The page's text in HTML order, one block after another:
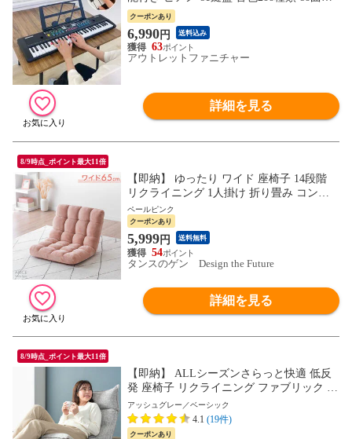
録 楽譜スタンド マイク付き
クーポンあり
6,990円 送料込み
63
アウトレットファニチャー
詳細を見る
8/9時点_ポイント最大11倍
【即納】 ゆったり ワイド 座椅子 14段階
リクライニング 1人掛け 折り畳み コンパ
クト フラット あぐら フロアチェア かわい
い モコモコ ふわふわ 1P 北欧 おしゃれ 152
00127〔ペールピンク〕
ペールピンク
クーポンあり
5,999円 送料無料
54
タンスのゲン Design the Future
詳細を見る
8/9時点_ポイント最大11倍
【即納】 ALLシーズンさらっと快適 低反
発 座椅子 リクライニング ファブリック 14
段ギア リクライニングチェアー 座イス 椅
子 チェアー フロアチェア ギフト プレゼン
ト 65170001〔アッシュグレー〕
アッシュグレー／ベーシック
4.1 (19件)
クーポンあり